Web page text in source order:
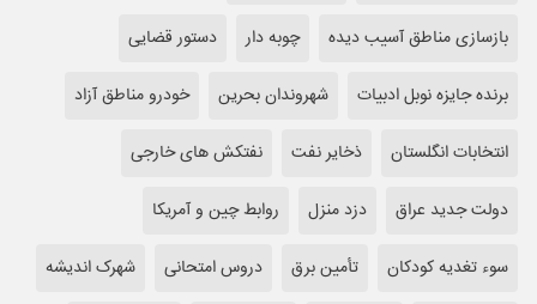
بازسازی مناطق آسیب دیده
چوبه دار
دستور قضایی
برنده جایزه نوبل ادبیات
شهروندان بحرین
خودرو مناطق آزاد
انتخابات انگلستان
ذخایر نفت
نفتکش های خارجی
دولت جدید عراق
دزد منزل
روابط چین و آمریکا
سوء تغدیه کودکان
تأمین برق دروس امتحانی
شهرک اندیشه